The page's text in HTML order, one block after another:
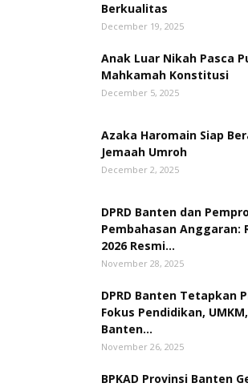
Berkualitas
December 19, 2025
Anak Luar Nikah Pasca
Mahkamah Konstitusi
December 5, 2025
Azaka Haromain Siap
Jemaah Umroh
December 2, 2025
DPRD Banten dan
Pembahasan Anggaran:
2026 Resmi...
November 28, 2025
DPRD Banten Tetapkan
Fokus Pendidikan,
Banten...
November 26, 2025
BPKAD Provinsi Banten